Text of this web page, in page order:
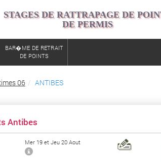
STAGES DE RATTRAPAGE DE
DE PERMIS
BAR�ME DE RETRAIT
DE POINTS
06 ANTIBES
Antibes
Mer 19 et Jeu 20 Aout